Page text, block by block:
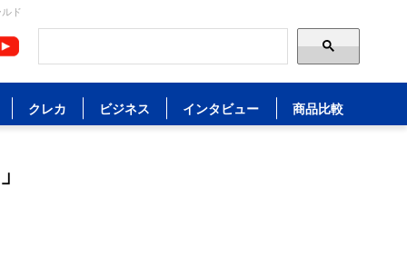
ド
クレカ ビジネス インタビュー 商品比較